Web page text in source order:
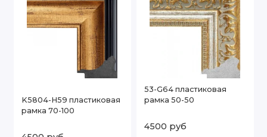
K5804-H59 пластиковая
рамка 70-100
53-G64 пластиковая
рамка 50-50
4500 руб